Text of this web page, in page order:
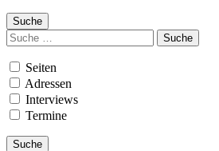
Suche
Suchen
nach:
Seiten
Adressen
Interviews
Termine